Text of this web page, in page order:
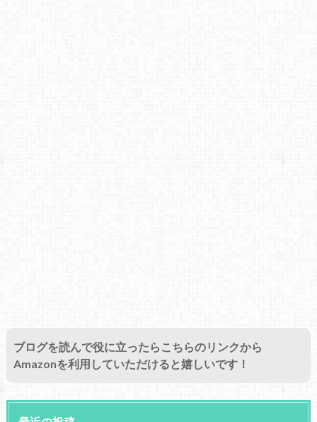
ブログを読んで役に立ったらこちらのリンクから
Amazonを利用していただけると嬉しいです！